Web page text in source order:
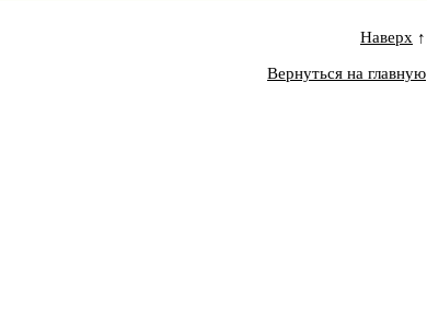
Наверх ↑
Вернуться на главную